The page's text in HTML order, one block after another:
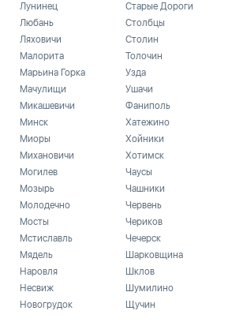
Лунинец
Любань
Ляховичи
Малорита
Марьина Горка
Мачулищи
Микашевичи
Минск
Миоры
Михановичи
Могилев
Мозырь
Молодечно
Мосты
Мстиславль
Мядель
Наровля
Несвиж
Новогрудок
Старые Дороги
Столбцы
Столин
Толочин
Узда
Ушачи
Фаниполь
Хатежино
Хойники
Хотимск
Чаусы
Чашники
Червень
Чериков
Чечерск
Шарковщина
Шклов
Шумилино
Щучин